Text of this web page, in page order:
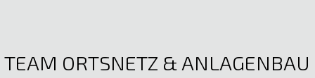
TEAM ORTSNETZ & ANLAGENBAU